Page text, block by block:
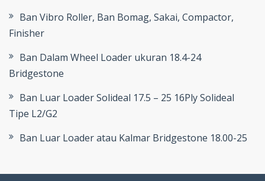
Ban Vibro Roller, Ban Bomag, Sakai, Compactor,
Finisher
Ban Dalam Wheel Loader ukuran 18.4-24
Bridgestone
Ban Luar Loader Solideal 17.5 – 25 16Ply Solideal
Tipe L2/G2
Ban Luar Loader atau Kalmar Bridgestone 18.00-25